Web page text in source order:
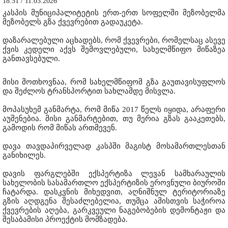
კასპის მუნიციპალიტეტის ერთ-ერთ სოფელში მეზობელმა
მეზობელს გზა ქვევრებით გადაუკეტა.
დაზარალებული აცხადებს, რომ ქვევრები, რომელსაც ასევე
ქვის კედელი აქვს შემოვლებული, სახელმწიფო მიწაზეა
განთავსებული.
მისი მოთხოვნაა, რომ სახელმწიფომ გზა გაუთავისუფლოს
და შეძლოს ტრანსპორტით სახლამდე მისვლა.
მოპასუხემ განმარტა, რომ მიწა 2017 წელს იყიდა, არაფერი
აუშენებია. მისი განმარტებით, თუ მერია გზას გააკეთებს,
გამოდის რომ მიწას ართმევენ.
დავა თავდაპირველად კასპში მაგისტ მოსამართლესთან
განიხილეს.
დავის ფარგლებში ექსპერტიზა ლევან სამხარაულის
სახელობის სასამართლო ექსპერტიზის ეროვნული ბიუროში
ჩატარდა. დასკვნის მიხედვით, აღნიშნულ ტერიტორიაზე
გზის აღდგენა შესაძლებელია, თუმცა ამისთვის საჭიროა
ქვევრების აღება, გარკვეული ნაგებობების დემონტაჟი და
შესაბამისი პროექტის მომზადება.